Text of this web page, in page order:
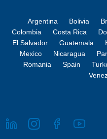
Argentina Bolivia
Colombia
Costa Rica
El Salvador
Guatemala
Mexico
Nicaragua
Romania
Spain